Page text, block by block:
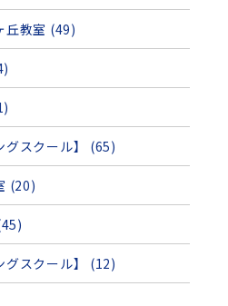
丘教室 (49)
グスクール】 (65)
(20)
グスクール】 (12)